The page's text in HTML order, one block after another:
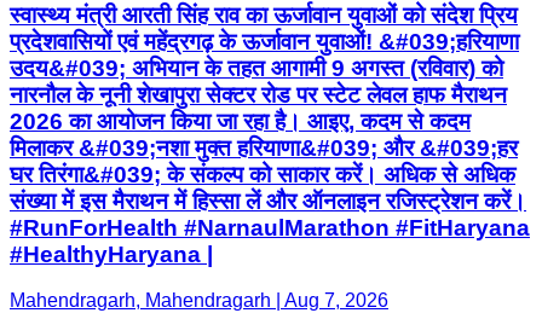
स्वास्थ्य मंत्री आरती सिंह राव का ऊर्जावान युवाओं को संदेश प्रिय
प्रदेशवासियों एवं महेंद्रगढ़ के ऊर्जावान युवाओं! &#039;हरियाणा
उदय&#039; अभियान के तहत आगामी 9 अगस्त (रविवार) को
नारनौल के नूनी शेखापुरा सेक्टर रोड पर स्टेट लेवल हाफ मैराथन
2026 का आयोजन किया जा रहा है। आइए, कदम से कदम
मिलाकर &#039;नशा मुक्त हरियाणा&#039; और &#039;हर
घर तिरंगा&#039; के संकल्प को साकार करें। अधिक से अधिक
संख्या में इस मैराथन में हिस्सा लें और ऑनलाइन रजिस्ट्रेशन करें।
#RunForHealth #NarnaulMarathon #FitHaryana
#HealthyHaryana |
Mahendragarh, Mahendragarh | Aug 7, 2026